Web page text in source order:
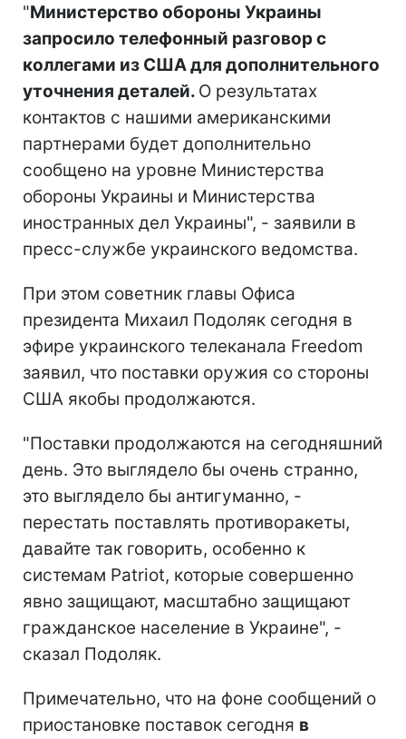
"Министерство обороны Украины
запросило телефонный разговор с
коллегами из США для дополнительного
уточнения деталей. О результатах
контактов с нашими американскими
партнерами будет дополнительно
сообщено на уровне Министерства
обороны Украины и Министерства
иностранных дел Украины", - заявили в
пресс-службе украинского ведомства.
При этом советник главы Офиса
президента Михаил Подоляк сегодня в
эфире украинского телеканала Freedom
заявил, что поставки оружия со стороны
США якобы продолжаются.
"Поставки продолжаются на сегодняшний
день. Это выглядело бы очень странно,
это выглядело бы антигуманно, -
перестать поставлять противоракеты,
давайте так говорить, особенно к
системам Patriot, которые совершенно
явно защищают, масштабно защищают
гражданское население в Украине", -
сказал Подоляк.
Примечательно, что на фоне сообщений о
приостановке поставок сегодня в